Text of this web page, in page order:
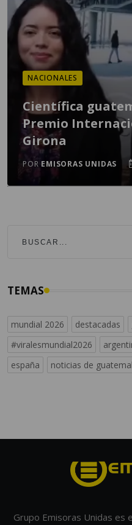
NACIONALES
Científica
Premio
Girona
POR EMISORAS UNIDAS
TEMAS
mundial 2026 destacadas
#viralesmundial2026
españa
noticias de
Grupo Emisoras Unidas es